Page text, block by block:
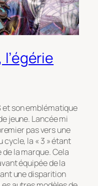
et son emblématique
jeune. Lancée mi
pas vers une
cycle, la « 3 » étant
la marque. Cela
équipée de la
une disparition